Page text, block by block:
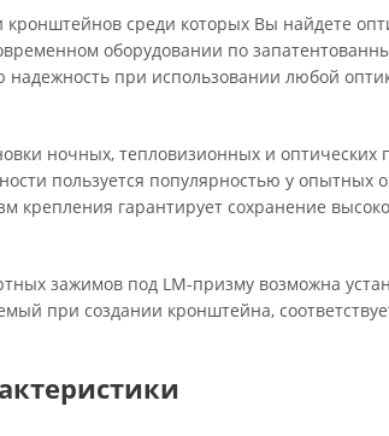
кронштейнов среди которых Вы найдете
оборудовании по
надежность при использовании любой
ночных, тепловизионных и
пользуется популярностью у опытных
гарантирует сохранение
зажимов под LM-призму возможна
при создании кронштейна,